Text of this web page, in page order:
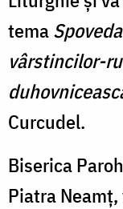
tema
vârstincilor-
Curcudel.
Biserica
Piatra